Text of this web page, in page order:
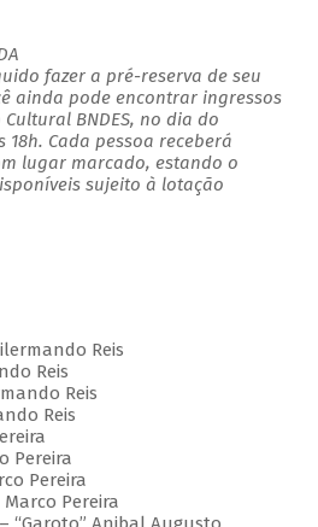
fazer a pré-reserva de seu
ainda pode encontrar ingressos
BNDES, no dia do
Cada pessoa receberá
lugar marcado, estando o
sujeito à lotação
Reis
Reis
Reis
Reis
Pereira
Pereira
Pereira